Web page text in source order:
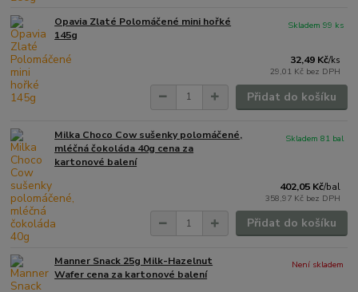
Opavia Zlaté Polomáčené mini hořké
145g
32,49 Kč/ks
29,01 Kč bez DPH
Skladem 99 ks
Přidat do košíku
Milka Choco Cow sušenky polomáčené,
mléčná čokoláda 40g cena za
kartonové balení
402,05 Kč/bal
358,97 Kč bez DPH
Skladem 81 bal
Přidat do košíku
Manner Snack 25g Milk-Hazelnut
Wafer cena za kartonové balení
Není skladem